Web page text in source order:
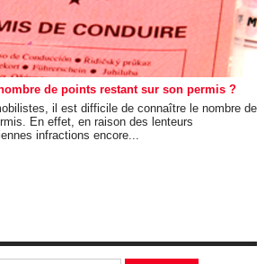
de points restant sur son permis ?
il est difficile de connaître le nombre de
En effet, en raison des lenteurs
infractions encore...